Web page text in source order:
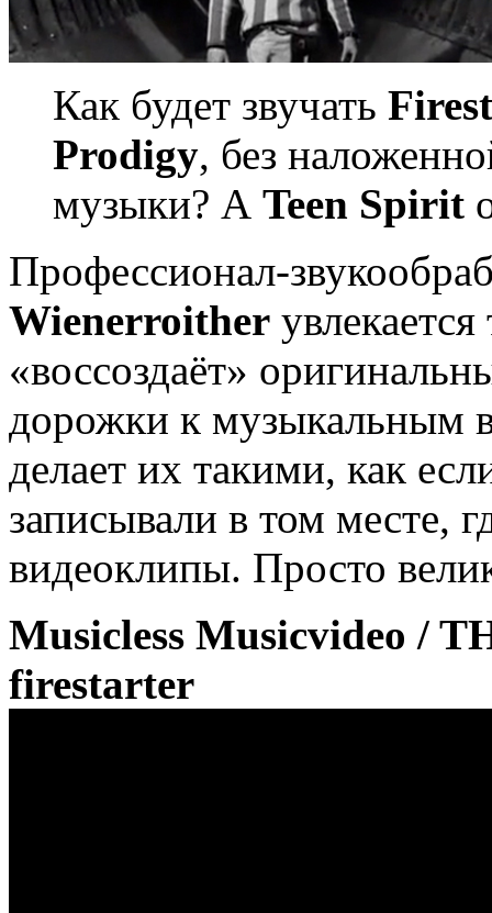
Как будет звучать
Prodigy, без
музыки? А Teen Spirit
Профессионал-
Wienerroither
«воссоздаёт»
дорожки к музыкальным
делает их такими, как
записывали в том месте,
видеоклипы. Просто
Musicless Musicvideo /
firestarter